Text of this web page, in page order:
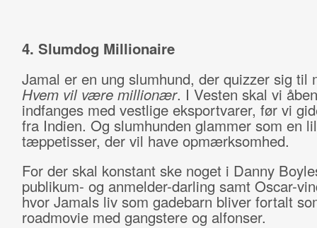
4. Slumdog Millionaire
Jamal er en ung slumhund, der quizzer sig til
Hvem vil være millionær. I Vesten skal vi
indfanges med vestlige eksportvarer, før vi
fra Indien. Og slumhunden glammer som en
tæppetisser, der vil have opmærksomhed.
For der skal konstant ske noget i Danny
publikum- og anmelder-darling samt Oscar-
hvor Jamals liv som gadebarn bliver fortalt
roadmovie med gangstere og alfonser.